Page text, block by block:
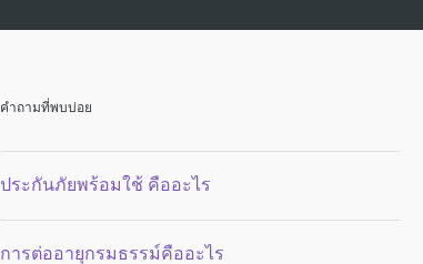
คำถามที่พบบ่อย
ประกันภัยพร้อมใช้ คืออะไร
การต่ออายุกรมธรรม์คืออะไร